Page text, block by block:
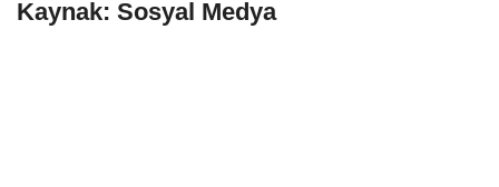
Kaynak: Sosyal Medya